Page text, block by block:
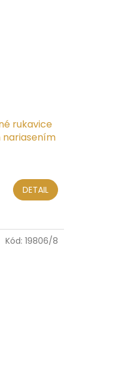
rukavice
nariasením
DETAIL
Kód: 19806/8